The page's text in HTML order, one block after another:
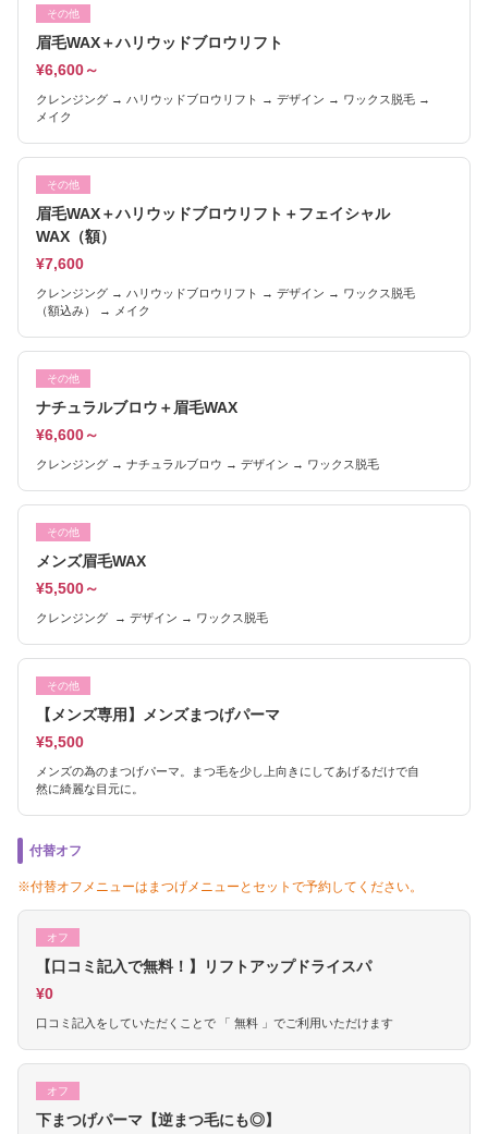
その他
眉毛WAX＋ハリウッドブロウリフト
¥6,600～
クレンジング → ハリウッドブロウリフト → デザイン → ワックス脱毛 →
メイク
その他
眉毛WAX＋ハリウッドブロウリフト＋フェイシャル
WAX（額）
¥7,600
クレンジング → ハリウッドブロウリフト → デザイン → ワックス脱毛
（額込み） → メイク
その他
ナチュラルブロウ＋眉毛WAX
¥6,600～
クレンジング → ナチュラルブロウ → デザイン → ワックス脱毛
その他
メンズ眉毛WAX
¥5,500～
クレンジング → デザイン → ワックス脱毛
その他
【メンズ専用】メンズまつげパーマ
¥5,500
メンズの為のまつげパーマ。まつ毛を少し上向きにしてあげるだけで自
然に綺麗な目元に。
付替オフ
※付替オフメニューはまつげメニューとセットで予約してください。
オフ
【口コミ記入で無料！】リフトアップドライスパ
¥0
口コミ記入をしていただくことで 「 無料 」でご利用いただけます
オフ
下まつげパーマ【逆まつ毛にも◎】